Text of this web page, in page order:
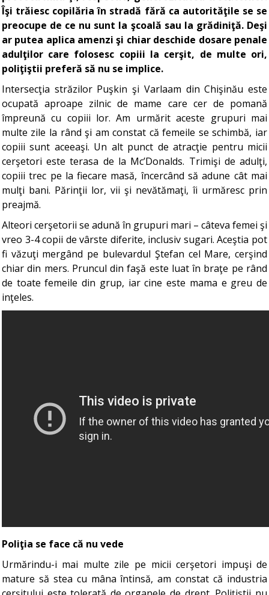
Îşi trăiesc copilăria în stradă fără ca autorităţile se se
preocupe de ce nu sunt la şcoală sau la grădiniţă. Deşi
ar putea aplica amenzi şi chiar deschide dosare penale
adulţilor care folosesc copiii la cerşit, de multe ori,
poliţiştii preferă să nu se implice.
Intersecţia străzilor Puşkin şi Varlaam din Chişinău este
ocupată aproape zilnic de mame care cer de pomană
împreună cu copiii lor. Am urmărit aceste grupuri mai
multe zile la rând şi am constat că femeile se schimbă, iar
copiii sunt aceeaşi. Un alt punct de atracţie pentru micii
cerşetori este terasa de la Mc’Donalds. Trimişi de adulţi,
copiii trec pe la fiecare masă, încercând să adune cât mai
mulţi bani. Părinţii lor, vii şi nevătămaţi, îi urmăresc prin
preajmă.
Alteori cerşetorii se adună în grupuri mari – câteva femei şi
vreo 3-4 copii de vârste diferite, inclusiv sugari. Aceştia pot
fi văzuţi mergând pe bulevardul Ştefan cel Mare, cerşind
chiar din mers. Pruncul din faşă este luat în braţe pe rând
de toate femeile din grup, iar cine este mama e greu de
inţeles.
Poliţia se face că nu vede
Urmărindu-i mai multe zile pe micii cerşetori impuşi de
mature să stea cu mâna întinsă, am constat că industria